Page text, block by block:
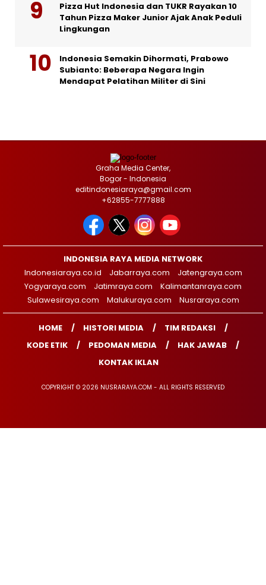
Pizza Hut Indonesia dan TUKR Rayakan 10
Tahun Pizza Maker Junior Ajak Anak Peduli
Lingkungan
Indonesia Semakin Dihormati, Prabowo
Subianto: Beberapa Negara Ingin
Mendapat Pelatihan Militer di Sini
Graha Media Center,
Bogor - Indonesia
editindonesiaraya@gmail.com
+62855-7777888
INDONESIA RAYA MEDIA NETWORK
Indonesiaraya.co.id
Jabarraya.com
Jatengraya.com
Yogyaraya.com
Jatimraya.com
Kalimantanraya.com
Sulawesiraya.com
Malukuraya.com Nusraraya.com
HOME HISTORI MEDIA
TIM REDAKSI
KODE ETIK
PEDOMAN MEDIA
HAK JAWAB
KONTAK IKLAN
COPYRIGHT © 2026 NUSRARAYA.COM - ALL RIGHTS RESERVED